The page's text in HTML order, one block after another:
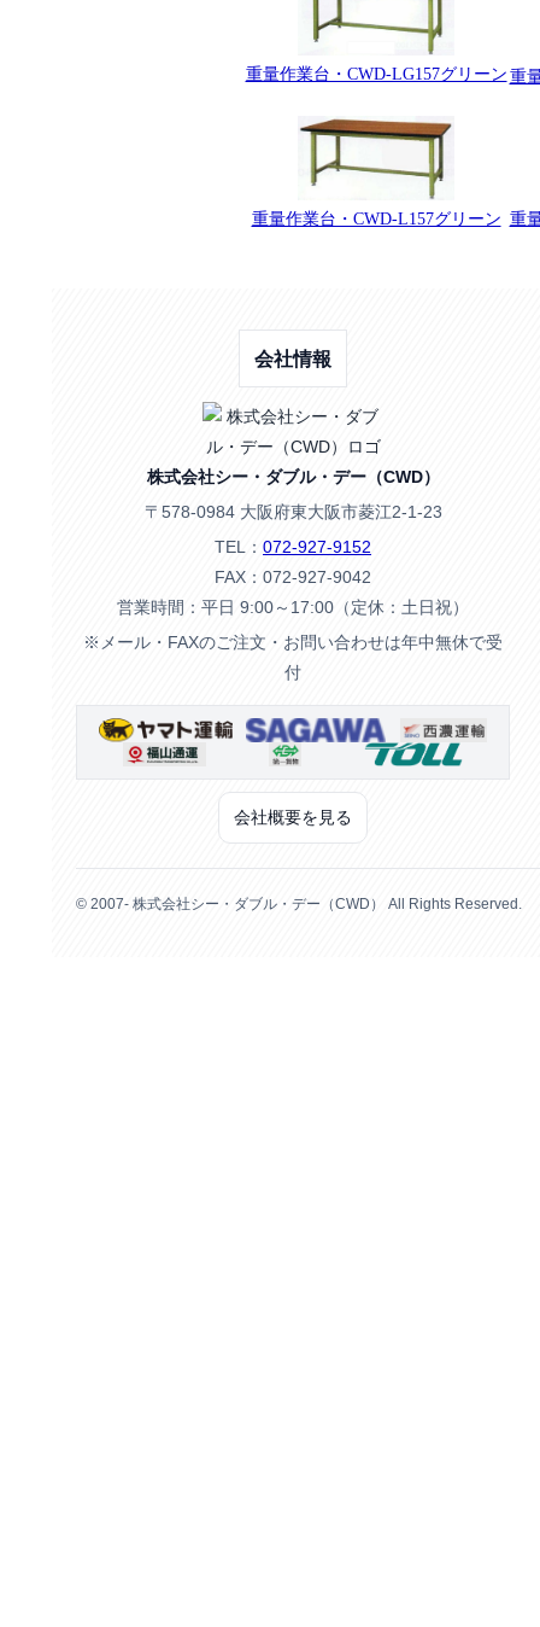
重量作業台・CWD-LG157グリーン 重
重量作業台・CWD-L157グリーン 重
会社情報
株式会社シー・ダブル・デー（CWD）
〒578-0984 大阪府東大阪市菱江2-1-23
TEL： 072-927-9152
FAX：072-927-9042
営業時間：平日 9:00～17:00（定休：土日祝）
※メール・FAXのご注文・お問い合わせは年中無休で受
付
会社概要を見る
© 2007- 株式会社シー・ダブル・デー（CWD） All Rights Reserved.